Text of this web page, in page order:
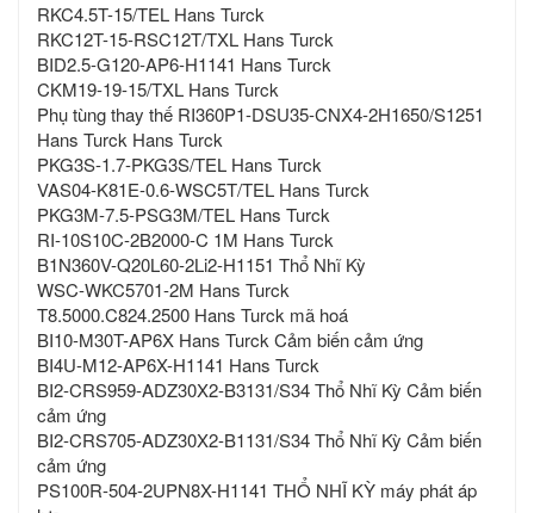
RKC4.5T-15/TEL Hans Turck
RKC12T-15-RSC12T/TXL Hans Turck
BID2.5-G120-AP6-H1141 Hans Turck
CKM19-19-15/TXL Hans Turck
Phụ tùng thay thế RI360P1-DSU35-CNX4-2H1650/S1251
Hans Turck Hans Turck
PKG3S-1.7-PKG3S/TEL Hans Turck
VAS04-K81E-0.6-WSC5T/TEL Hans Turck
PKG3M-7.5-PSG3M/TEL Hans Turck
RI-10S10C-2B2000-C 1M Hans Turck
B1N360V-Q20L60-2Li2-H1151 Thổ Nhĩ Kỳ
WSC-WKC5701-2M Hans Turck
T8.5000.C824.2500 Hans Turck mã hoá
BI10-M30T-AP6X Hans Turck Cảm biến cảm ứng
BI4U-M12-AP6X-H1141 Hans Turck
BI2-CRS959-ADZ30X2-B3131/S34 Thổ Nhĩ Kỳ Cảm biến
cảm ứng
BI2-CRS705-ADZ30X2-B1131/S34 Thổ Nhĩ Kỳ Cảm biến
cảm ứng
PS100R-504-2UPN8X-H1141 THỔ NHĨ KỲ máy phát áp